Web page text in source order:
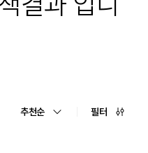
추천순 필터